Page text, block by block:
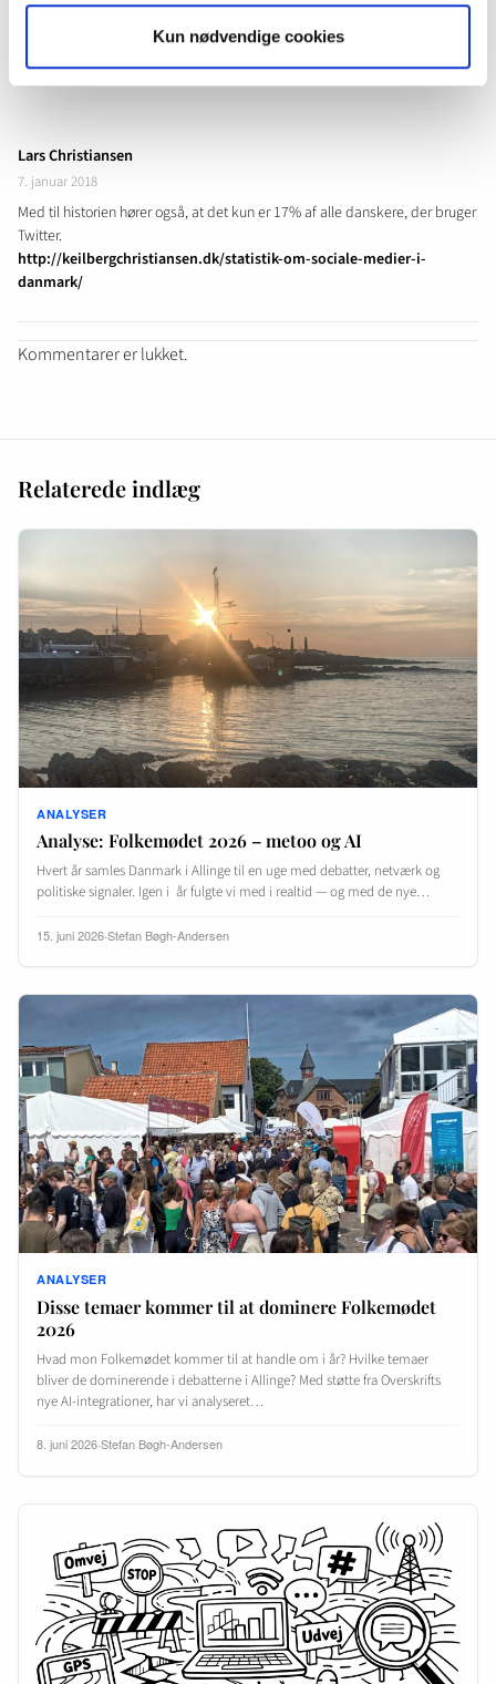
Kun nødvendige cookies
1 kommentar
Lars Christiansen
7. januar 2018
Med til historien hører også, at det kun er 17% af alle danskere, der bruger
Twitter.
http://keilbergchristiansen.dk/statistik-om-sociale-medier-i-
danmark/
Kommentarer er lukket.
Relaterede indlæg
ANALYSER
Analyse: Folkemødet 2026 – metoo og AI
Hvert år samles Danmark i Allinge til en uge med debatter, netværk og
politiske signaler. Igen i år fulgte vi med i realtid — og med de nye…
15. juni 2026·Stefan Bøgh-Andersen
ANALYSER
Disse temaer kommer til at dominere Folkemødet
2026
Hvad mon Folkemødet kommer til at handle om i år? Hvilke temaer
bliver de dominerende i debatterne i Allinge? Med støtte fra Overskrifts
nye AI-integrationer, har vi analyseret…
8. juni 2026·Stefan Bøgh-Andersen